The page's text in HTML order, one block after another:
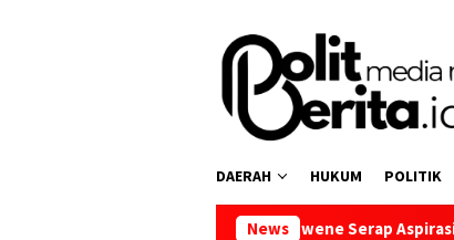
DAERAH HUKUM POLITIK
News
Sulut Stela Runtuwene Serap Aspirasi Infrastruktur